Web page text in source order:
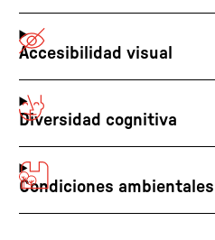
Accesibilidad visual
Diversidad cognitiva
Condiciones ambientales